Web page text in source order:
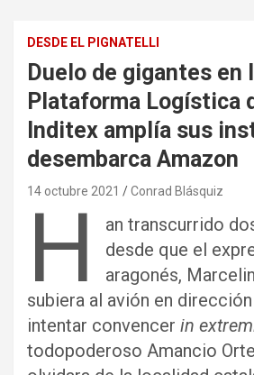
DESDE EL PIGNATELLI
Duelo de gigantes en
Plataforma Logística
Inditex amplía sus
desembarca Amazon
14 octubre 2021 Conrad Blásquiz
H
an transcurrido
desde que el
aragonés,
subiera al avión en
intentar convencer in
todopoderoso Amancio